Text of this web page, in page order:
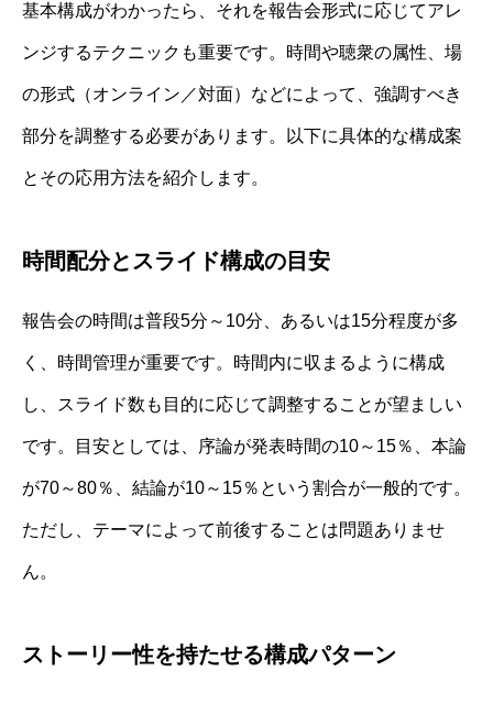
基本構成がわかったら、それを報告会形式に応じてアレ
ンジするテクニックも重要です。時間や聴衆の属性、場
の形式（オンライン／対面）などによって、強調すべき
部分を調整する必要があります。以下に具体的な構成案
とその応用方法を紹介します。
時間配分とスライド構成の目安
報告会の時間は普段5分～10分、あるいは15分程度が多
く、時間管理が重要です。時間内に収まるように構成
し、スライド数も目的に応じて調整することが望ましい
です。目安としては、序論が発表時間の10～15％、本論
が70～80％、結論が10～15％という割合が一般的です。
ただし、テーマによって前後することは問題ありませ
ん。
ストーリー性を持たせる構成パターン